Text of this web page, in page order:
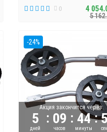
0
5
4
-24%
Акция закончится через:
5
дней
: 09
часов
: 44
минуты
: